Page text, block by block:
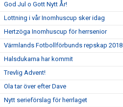
God Jul o Gott Nytt År!
Lottning i vår Inomhuscup sker idag
Hertzöga Inomhuscup för herrsenior
Värmlands Fotbollförbunds repskap 2018
Halsdukarna har kommit
Trevlig Advent!
Ola tar över efter Dave
Nytt serieförslag för herrlaget